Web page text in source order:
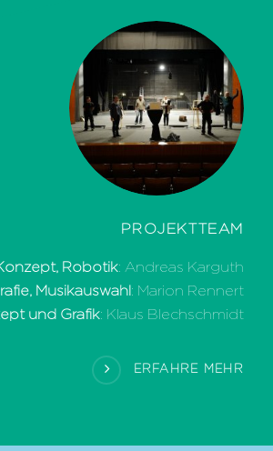
PROJEKTTEAM
Robotik: Andreas Karguth
Musikauswahl: Marion Rennert
und Grafik: Klaus Blechschmidt
ERFAHRE MEHR